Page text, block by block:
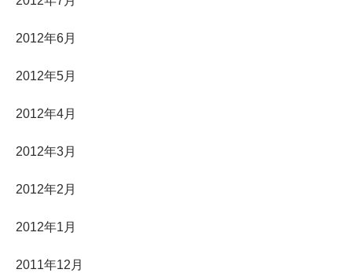
2012年6月
2012年5月
2012年4月
2012年3月
2012年2月
2012年1月
2011年12月